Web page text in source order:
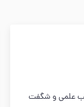
علمی و شگفت